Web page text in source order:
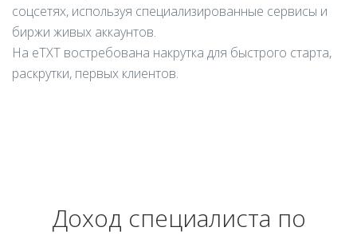
соцсетях, используя специализированные сервисы и
биржи живых аккаунтов.
На eTXT востребована накрутка для быстрого старта,
раскрутки, первых клиентов.
Доход специалиста по